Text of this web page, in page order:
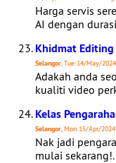
Harga servis
AI dengan
Khidmat
Selangor, Tue 14/May/
Adakah anda
kualiti video
Kelas
Selangor, Mon 15/Apr/
Nak jadi
mulai